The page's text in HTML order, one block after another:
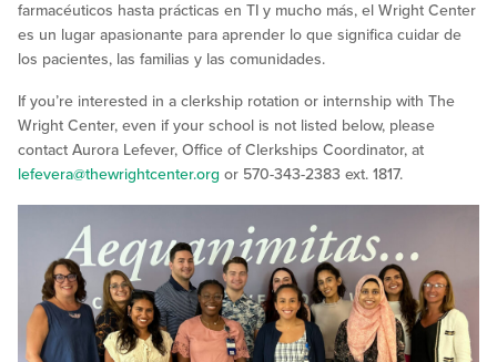
farmacéuticos hasta prácticas en TI y mucho más, el Wright Center
es un lugar apasionante para aprender lo que significa cuidar de
los pacientes, las familias y las comunidades.
If you’re interested in a clerkship rotation or internship with The
Wright Center, even if your school is not listed below, please
contact Aurora Lefever, Office of Clerkships Coordinator, at
lefevera@thewrightcenter.org or 570-343-2383 ext. 1817.